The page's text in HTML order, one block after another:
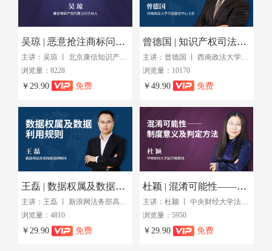
吴琼 | 恶意抢注商标问题的各国实践
浏览量：8228
￥29.90 免费
曾德国 | 知识产权司法鉴定实务系列课程
主讲：曾德国 丨 西南政法大学司法鉴定中心主任
浏览量：10170
￥49.90 免费
王磊 | 数据权属及数据利用规则
主讲：王磊 丨 新浪网法务部高级法律顾问
浏览量：4810
￥29.90 免费
杜颖 | 混淆可能性——制度意义及判定方法
主讲：杜颖 丨 中央财经大学法学院教授
浏览量：5950
￥29.90 免费